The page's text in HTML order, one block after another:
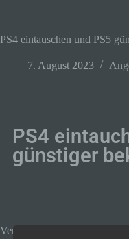
PS4 eintauschen und PS5
7. August 2023
PS4
günstiger
Verlängert bis zum 11.08.23